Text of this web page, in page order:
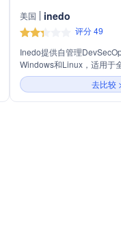
美国 inedo
评分 49
Inedo提供自管理
Windows和Linux，适用于
境。公司以用户需求为导
障，拥有专业安全分析团
Inedo专注于用户驱动的开
去比较